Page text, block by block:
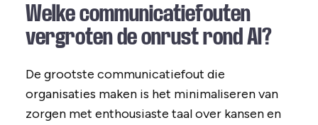
Welke communicatiefouten
vergroten de onrust rond AI?
De grootste communicatiefout die
organisaties maken is het minimaliseren van
zorgen met enthousiaste taal over kansen en